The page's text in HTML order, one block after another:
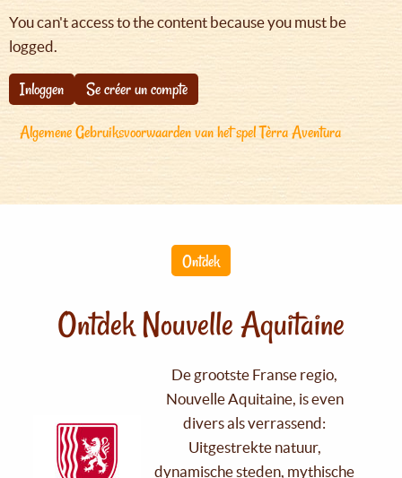
You can't access to the content because you must be
logged.
Inloggen
Se créer un compte
Algemene Gebruiksvoorwaarden van het spel Tèrra Aventura
Ontdek
Ontdek Nouvelle Aquitaine
De grootste Franse regio,
Nouvelle Aquitaine, is even
divers als verrassend:
Uitgestrekte natuur,
dynamische steden, mythische